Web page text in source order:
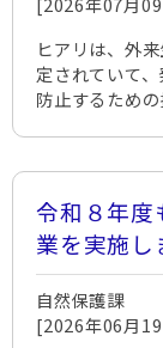
ヒアリは、外
定されていて
防止するため
令和８年度
業を実施し
自然保護課
[2026年06月